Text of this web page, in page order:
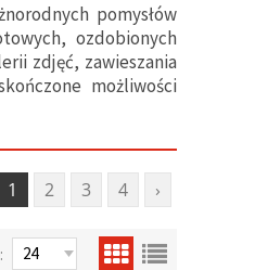
pomysłów
ozdobionych
zdjęć, zawieszania
możliwości
1 2 3 4 ›